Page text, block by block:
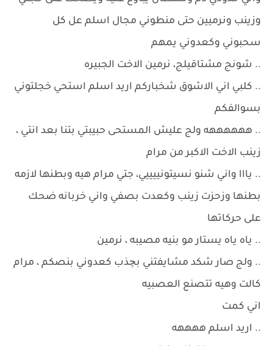
وزينب ونرميين حتى منطوني مجال اسلم عل كل
سحبوني وكعدوني يمهم
.. شونج مشتاقيلج، نرمين الاخت الجبيره
.. كلبي اني الاشوق شخباركم اريد اسلم استحي خجلتوني
بسوالفكم
.. ههههههه ولج عليش المستحى حبيبتي بتنا بعد انتي ،
زينب الاخت الاكبر من مرام
.. يااا واني شنو نسيتونييييي، جتي مرام هيه وبطنها لازمه
بطنها وزحزت زينب وكعدت بصفي واني خربانه ضحك
على حركاتها
.. ياه ياه يستار مو بنيه مصيبه ، نرمين
.. ولج صار شكد مشايفتني بچذب كعدوني بنصكم ، مرام
كالت وهيه تتصنع العصبيه
اني كمت
.. اريد اسلم ههههه